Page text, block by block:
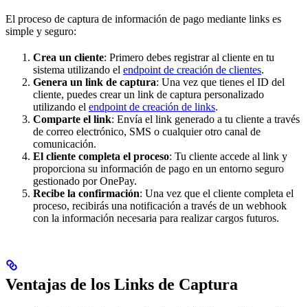
El proceso de captura de información de pago mediante links es
simple y seguro:
Crea un cliente: Primero debes registrar al cliente en tu
sistema utilizando el endpoint de creación de clientes.
Genera un link de captura: Una vez que tienes el ID del
cliente, puedes crear un link de captura personalizado
utilizando el endpoint de creación de links.
Comparte el link: Envía el link generado a tu cliente a través
de correo electrónico, SMS o cualquier otro canal de
comunicación.
El cliente completa el proceso: Tu cliente accede al link y
proporciona su información de pago en un entorno seguro
gestionado por OnePay.
Recibe la confirmación: Una vez que el cliente completa el
proceso, recibirás una notificación a través de un webhook
con la información necesaria para realizar cargos futuros.
Ventajas de los Links de Captura